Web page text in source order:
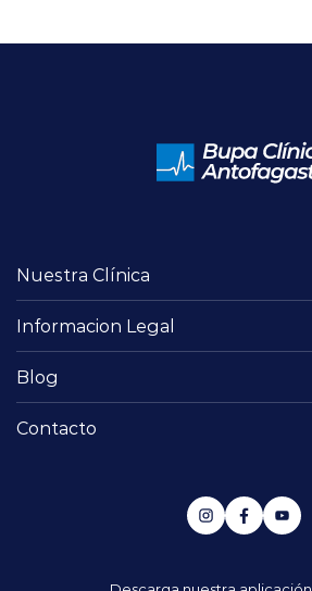
Nuestra Clínica
Informacion Legal
Blog
Contacto